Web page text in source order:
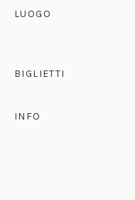
LUOGO
BIGLIETTI
INFO